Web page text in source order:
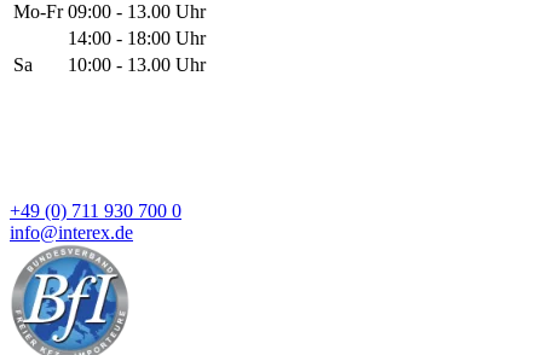
Mo-Fr 09:00 - 13.00 Uhr
14:00 - 18:00 Uhr
Sa
10:00 - 13.00 Uhr
+49 (0) 711 930 700 0
info@interex.de